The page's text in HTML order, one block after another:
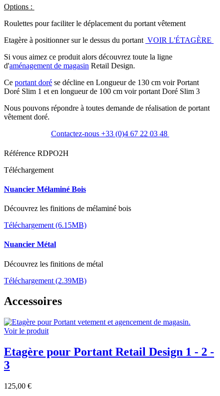
Options :
Roulettes pour faciliter le déplacement du portant vêtement
Etagère à positionner sur le dessus du portant VOIR L'ÉTAGÈRE
Si vous aimez ce produit alors découvrez toute la ligne
d'aménagement de magasin Retail Design.
Ce portant doré se décline en Longueur de 130 cm voir Portant
Doré Slim 1 et en longueur de 100 cm voir portant Doré Slim 3
Nous pouvons répondre à toutes demande de réalisation de portant
vêtement doré.
Contactez-nous +33 (0)4 67 22 03 48
Référence RDPO2H
Téléchargement
Nuancier Mélaminé Bois
Découvrez les finitions de mélaminé bois
Téléchargement (6.15MB)
Nuancier Métal
Découvrez les finitions de métal
Téléchargement (2.39MB)
Accessoires
Voir le produit
Etagère pour Portant Retail Design 1 - 2 -
3
125,00 €